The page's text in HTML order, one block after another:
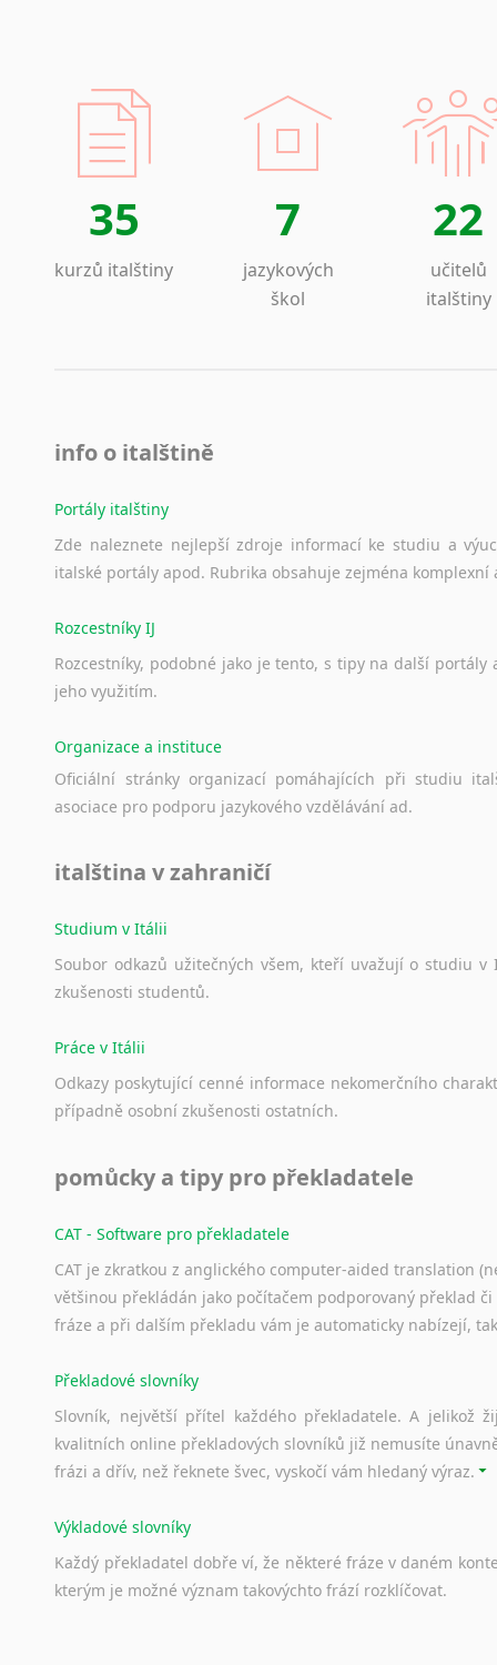
35
kurzů italštiny
7
jazykových
škol
22
učitelů
italštiny
info o italštině
Portály italštiny
Zde naleznete nejlepší zdroje informací ke studiu a
italské portály apod. Rubrika obsahuje zejména komplexní
Rozcestníky IJ
Rozcestníky, podobné jako je tento, s tipy na další portály
jeho využitím.
Organizace a instituce
Oficiální stránky organizací pomáhajících při studiu
asociace pro podporu jazykového vzdělávání ad.
italština v zahraničí
Studium v Itálii
Soubor odkazů užitečných všem, kteří uvažují o studiu v
zkušenosti studentů.
Práce v Itálii
Odkazy poskytující cenné informace nekomerčního
případně osobní zkušenosti ostatních.
pomůcky a tipy pro překladatele
CAT - Software pro překladatele
CAT je zkratkou z anglického computer-aided translation
většinou překládán jako počítačem podporovaný překlad
fráze a při dalším překladu vám je automaticky nabízejí,
Překladové slovníky
Slovník, největší přítel každého překladatele. A jelikož
kvalitních online překladových slovníků již nemusíte
frázi a dřív, než řeknete švec, vyskočí vám hledaný výraz.
Výkladové slovníky
Každý překladatel dobře ví, že některé fráze v daném
kterým je možné význam takovýchto frází rozklíčovat.